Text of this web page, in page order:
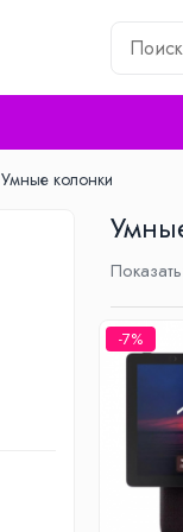
Умные колонки
-7%